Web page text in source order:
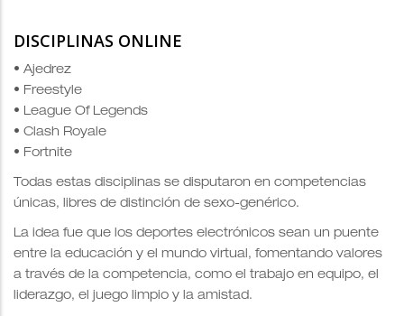
DISCIPLINAS ONLINE
• Ajedrez
• Freestyle
• League Of Legends
• Clash Royale
• Fortnite
Todas estas disciplinas se disputaron en competencias
únicas, libres de distinción de sexo-genérico.
La idea fue que los deportes electrónicos sean un puente
entre la educación y el mundo virtual, fomentando valores
a través de la competencia, como el trabajo en equipo, el
liderazgo, el juego limpio y la amistad.